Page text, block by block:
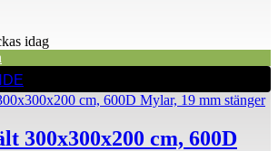
idag
300x300x200 cm, 600D